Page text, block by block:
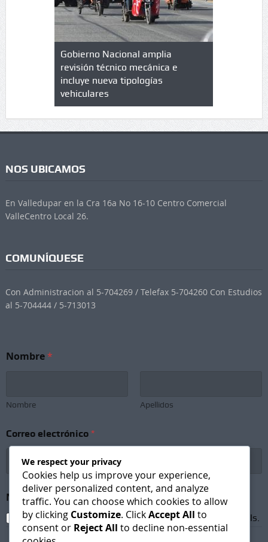
de
en
Gobierno Nacional amplia
revisión técnico mecánica e
incluye nueva tipologías
vehiculares
NOS UBICAMOS
En Valledupar en la Cra 16a No 16-10 Centro Comercial
ValleCentro Local 26.
COMUNÍQUESE
Con Administracion al 5-704269 / Telefax 5-704260 Con Estudios
al 5-704444 / 5-713013
Nombre*
Nombre Apellidos
Correo electrónico *
l
e
c
Newsletter Subscription*
I agree to receive newsletters and promotional emails.
We respect your privacy
Cookies help us improve your experience,
deliver personalized content, and analyze
traffic. You can choose which cookies to allow
by clicking Customize. ClickAccept All to
consent or Reject All to decline non-essential